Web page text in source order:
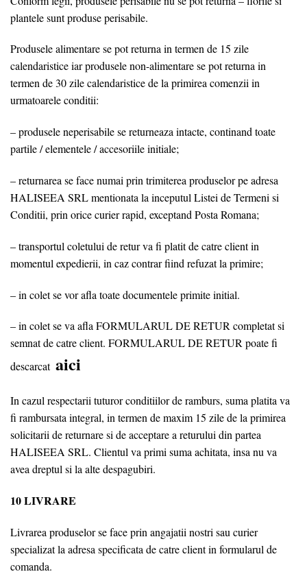
plantele sunt produse perisabile.
Produsele alimentare se pot returna in termen de 15 zile
calendaristice iar produsele non-alimentare se pot returna in
termen de 30 zile calendaristice de la primirea comenzii in
urmatoarele conditii:
– produsele neperisabile se returneaza intacte, continand toate
partile / elementele / accesoriile initiale;
– returnarea se face numai prin trimiterea produselor pe adresa
HALISEEA SRL mentionata la inceputul Listei de Termeni si
Conditii, prin orice curier rapid, exceptand Posta Romana;
– transportul coletului de retur va fi platit de catre client in
momentul expedierii, in caz contrar fiind refuzat la primire;
– in colet se vor afla toate documentele primite initial.
– in colet se va afla FORMULARUL DE RETUR completat si
semnat de catre client. FORMULARUL DE RETUR poate fi
descarcat aici
In cazul respectarii tuturor conditiilor de ramburs, suma platita va
fi rambursata integral, in termen de maxim 15 zile de la primirea
solicitarii de returnare si de acceptare a returului din partea
HALISEEA SRL. Clientul va primi suma achitata, insa nu va
avea dreptul si la alte despagubiri.
10 LIVRARE
Livrarea produselor se face prin angajatii nostri sau curier
specializat la adresa specificata de catre client in formularul de
comanda.